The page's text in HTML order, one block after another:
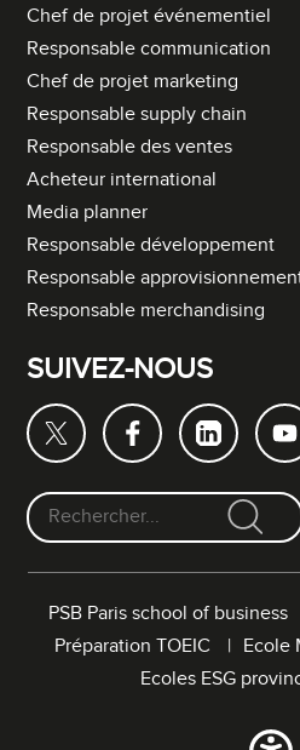
Chef de projet événementiel
Responsable communication
Chef de projet marketing
Responsable supply chain
Responsable des ventes
Acheteur international
Media planner
Responsable développement
Responsable
Responsable merchandising
SUIVEZ-NOUS
F
PSB Paris school of business
Préparation TOEIC
Ecole
Ecoles ESG